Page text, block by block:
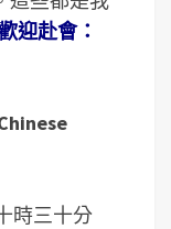
迎赴會：
時三十分